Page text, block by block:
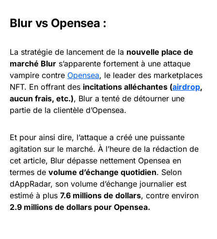
Blur vs Opensea :
La stratégie de lancement de la nouvelle place de
marché Blur s’apparente fortement à une attaque
vampire contre Opensea, le leader des marketplaces
NFT. En offrant des incitations alléchantes (airdrop,
aucun frais, etc.), Blur a tenté de détourner une
partie de la clientèle d’Opensea.
Et pour ainsi dire, l’attaque a créé une puissante
agitation sur le marché. À l’heure de la rédaction de
cet article, Blur dépasse nettement Opensea en
termes de volume d’échange quotidien. Selon
dAppRadar, son volume d’échange journalier est
estimé à plus 7.6 millions de dollars, contre environ
2.9 millions de dollars pour Opensea.